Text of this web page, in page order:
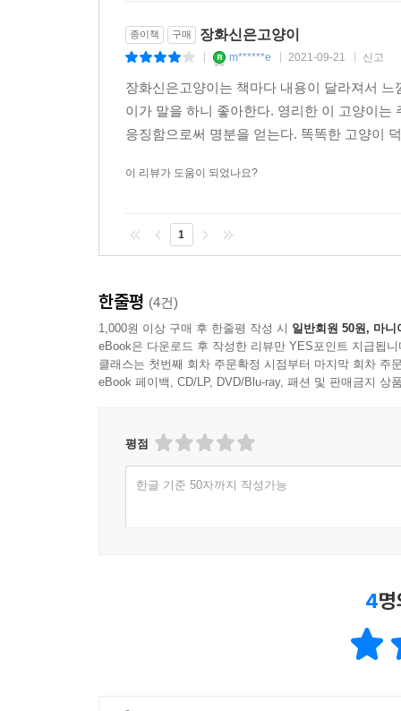
종이책 구매 장화신은고양이
m******e 2021-09-21 신고
장화신은고양이는 책마다 내용이 달라져서
이가 말을 하니 좋아한다. 영리한 이 고양이
응징함으로써 명분을 얻는다. 똑똑한 고양이
이 리뷰가 도움이 되었나요?
1
한줄평 (4건)
1,000원 이상 구매 후 한줄평 작성 시 일반회원 50원, 마니
eBook은 다운로드 후 작성한 리뷰만 YES포인트 지급됩니
클래스는 첫번째 회차 주문확정 시점부터 마지막 회차 주
eBook 페이백, CD/LP, DVD/Blu-ray, 패션 및 판매금지 상
평점
한글 기준 50자까지 작성가능
4